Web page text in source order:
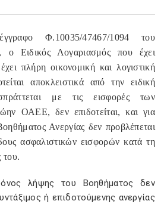
Φ.10035/47467/1094 του
ο Ειδικός Λογαριασμός που έχει
πλήρη οικονομική και λογιστική
αποκλειστικά από την ειδική
με τις εισφορές των
ΟΑΕΕ, δεν επιδοτείται, και για
Ανεργίας δεν προβλέπεται
ασφαλιστικών εισφορών κατά τη
του.
λήψης του Βοηθήματος δεν
ή επιδοτούμενης ανεργίας